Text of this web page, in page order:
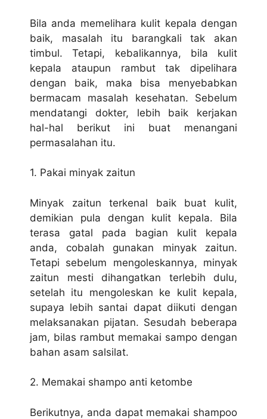
Bila anda memelihara kulit kepala dengan
baik, masalah itu barangkali tak akan
timbul. Tetapi, kebalikannya, bila kulit
kepala ataupun rambut tak dipelihara
dengan baik, maka bisa menyebabkan
bermacam masalah kesehatan. Sebelum
mendatangi dokter, lebih baik kerjakan
hal-hal berikut ini buat menangani
permasalahan itu.
1. Pakai minyak zaitun
Minyak zaitun terkenal baik buat kulit,
demikian pula dengan kulit kepala. Bila
terasa gatal pada bagian kulit kepala
anda, cobalah gunakan minyak zaitun.
Tetapi sebelum mengoleskannya, minyak
zaitun mesti dihangatkan terlebih dulu,
setelah itu mengoleskan ke kulit kepala,
supaya lebih santai dapat diikuti dengan
melaksanakan pijatan. Sesudah beberapa
jam, bilas rambut memakai sampo dengan
bahan asam salsilat.
2. Memakai shampo anti ketombe
Berikutnya, anda dapat memakai shampoo